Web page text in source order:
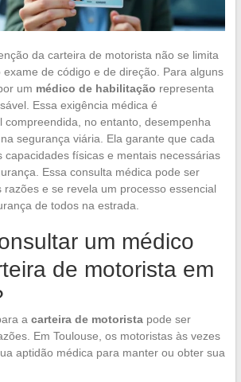
da carteira de motorista não se limita
de código e de direção. Para alguns
um médico de habilitação representa
Essa exigência médica é
compreendida, no entanto, desempenha
segurança viária. Ela garante que cada
capacidades físicas e mentais necessárias
Essa consulta médica pode ser
razões e se revela um processo essencial
de todos na estrada.
um médico
de motorista em
a carteira de motoristapode ser
Em Toulouse, os motoristas às vezes
aptidão médica para manter ou obter sua